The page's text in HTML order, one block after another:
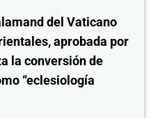
del Vaticano
aprobada por
la conversión de
“eclesiología